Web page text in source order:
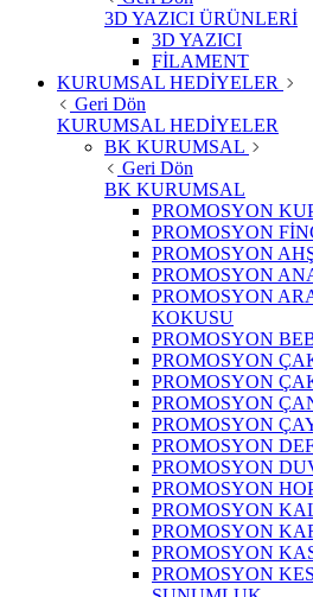
3D YAZICI ÜRÜNLERİ
3D YAZICI
FİLAMENT
KURUMSAL HEDİYELER
Geri Dön
KURUMSAL HEDİYELER
BK KURUMSAL
Geri Dön
BK KURUMSAL
PROMOSYON
PROMOSYON
PROMOSYON
PROMOSYON
PROMOSYON
KOKUSU
PROMOSYON
PROMOSYON
PROMOSYON
PROMOSYON
PROMOSYON
PROMOSYON
PROMOSYON
PROMOSYON
PROMOSYON
PROMOSYON
PROMOSYON
PROMOSYON